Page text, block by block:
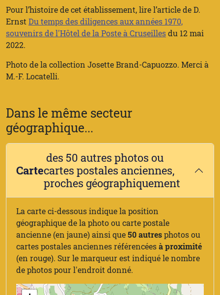
Pour l’histoire de cet établissement, lire l’article de D.
ErnstDu temps des diligences aux années 1970,
souvenirs de l'Hôtel de la Poste à Cruseillesdu 12 mai
2022.
Photo de la collection Josette Brand-Capuozzo. Merci à
M.-F. Locatelli.
Dans le même secteur
géographique...
Carte
des 50 autres photos ou
cartes postales anciennes,
proches géographiquement
La carte ci-dessous indique la position
géographique de la photo ou carte postale
ancienne (en jaune) ainsi que50 autresphotos ou
cartes postales anciennes référencéesà proximité
(en rouge). Sur le marqueur est indiqué le nombre
de photos pour l'endroit donné.